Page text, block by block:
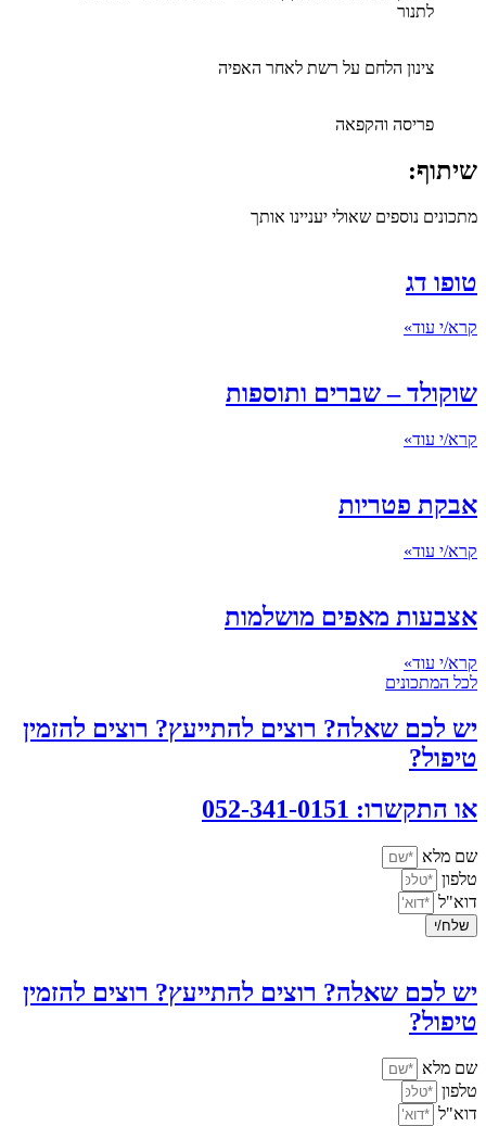
לתנור
צינון הלחם על רשת לאחר האפיה
פריסה והקפאה
שיתוף:
מתכונים נוספים שאולי יעניינו אותך
טופו דג
קרא/י עוד»
שוקולד – שברים ותוספות
קרא/י עוד»
אבקת פטריות
קרא/י עוד»
אצבעות מאפים מושלמות
קרא/י עוד»
לכל המתכונים
יש לכם שאלה? רוצים להתייעץ? רוצים להזמין
טיפול?
או התקשרו: 052-341-0151
שם מלא
טלפון
דוא"ל
שלח/י
יש לכם שאלה? רוצים להתייעץ? רוצים להזמין
טיפול?
שם מלא
טלפון
דוא"ל